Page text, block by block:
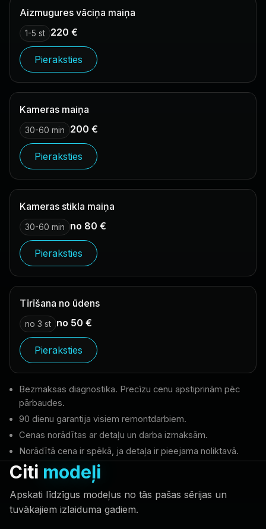
Aizmugures vāciņa maiņa
1-5 st 220 €
Pieraksties
Kameras maiņa
30-60 min 200 €
Pieraksties
Kameras stikla maiņa
30-60 min no 80 €
Pieraksties
Tīrīšana no ūdens
no 3 st no 50 €
Pieraksties
Bezmaksas diagnostika. Precīzu cenu apstiprinām pēc
pārbaudes.
90 dienu garantija visiem remontdarbiem.
Cenas norādītas ar detaļu un darba izmaksām.
Norādītā cena ir spēkā, ja detaļa ir pieejama noliktavā.
Citi modeļi
Apskati līdzīgus modeļus no tās pašas sērijas un
tuvākajiem izlaiduma gadiem.